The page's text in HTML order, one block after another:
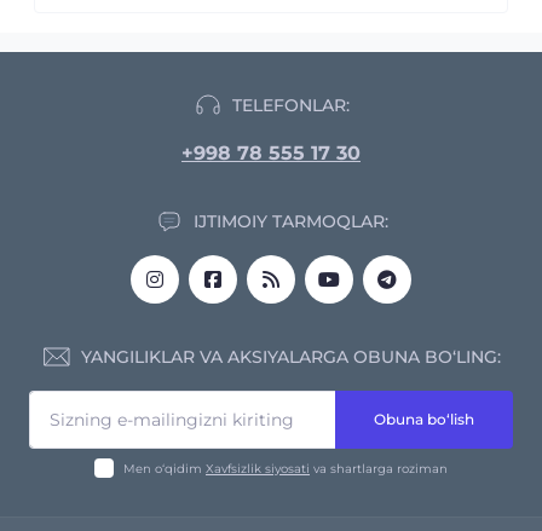
TELEFONLAR:
+998 78 555 17 30
IJTIMOIY TARMOQLAR:
YANGILIKLAR VA AKSIYALARGA OBUNA BO‘LING:
Obuna bo‘lish
Men o‘qidim Xavfsizlik siyosati va shartlarga roziman